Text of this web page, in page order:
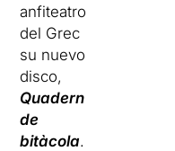
anfiteatro
del Grec
su nuevo
disco,
Quadern
de
bitàcola.